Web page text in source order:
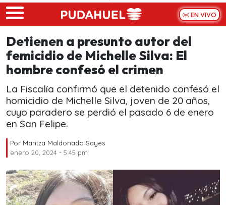
Skip to main content
EN VIVO
Detienen a presunto autor del
femicidio de Michelle Silva: El
hombre confesó el crimen
La Fiscalía confirmó que el detenido confesó el
homicidio de Michelle Silva, joven de 20 años,
cuyo paradero se perdió el pasado 6 de enero
en San Felipe.
Por Maritza Maldonado Sayes
enero 20, 2024 - 5:45 pm